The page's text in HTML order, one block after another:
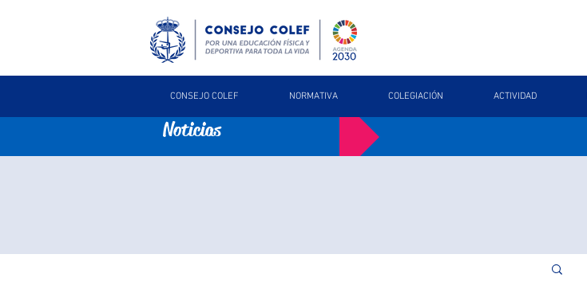
CONSEJO COLEF NORMATIVA COLEGIACIÓN ACTIVIDAD
Noticias